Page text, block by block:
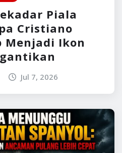
Piala
Cristiano
Menjadi Ikon
Jul 7, 2026